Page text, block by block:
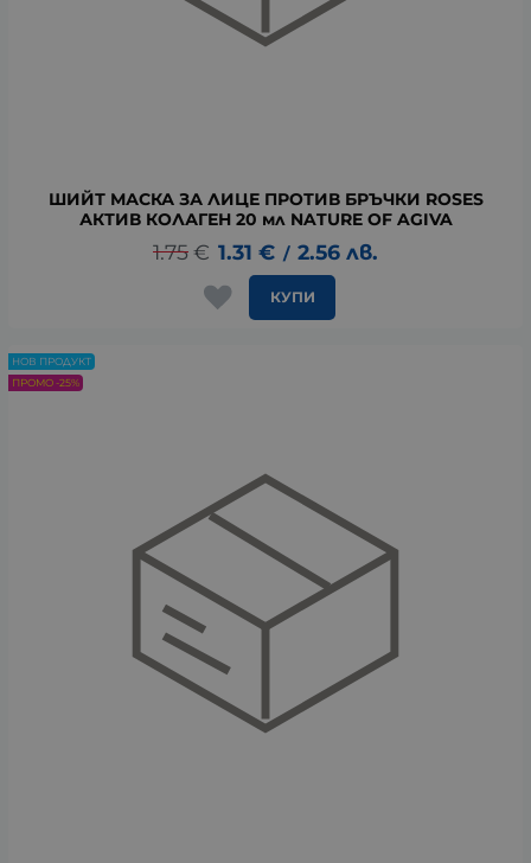
ШИЙТ МАСКА ЗА ЛИЦЕ ПРОТИВ БРЪЧКИ ROSES
АКТИВ КОЛАГЕН 20 мл NATURE OF AGIVA
1.75€ 1.31 € / 2.56 лв.
КУПИ
НОВ ПРОДУКТ
ПРОМО -25%